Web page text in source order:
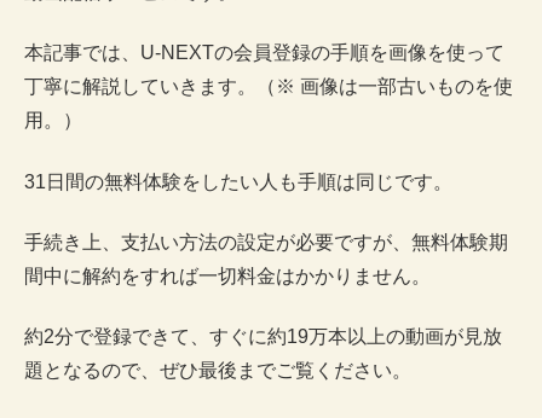
本記事では、U-NEXTの会員登録の手順を画像を使って
丁寧に解説していきます。（※ 画像は一部古いものを使
用。）
31日間の無料体験をしたい人も手順は同じです。
手続き上、支払い方法の設定が必要ですが、無料体験期
間中に解約をすれば一切料金はかかりません。
約2分で登録できて、すぐに約19万本以上の動画が見放
題となるので、ぜひ最後までご覧ください。